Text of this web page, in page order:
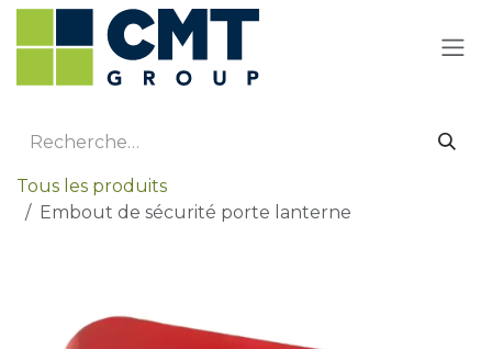
Se rendre au contenu
Tous les produits
Embout de sécurité porte lanterne